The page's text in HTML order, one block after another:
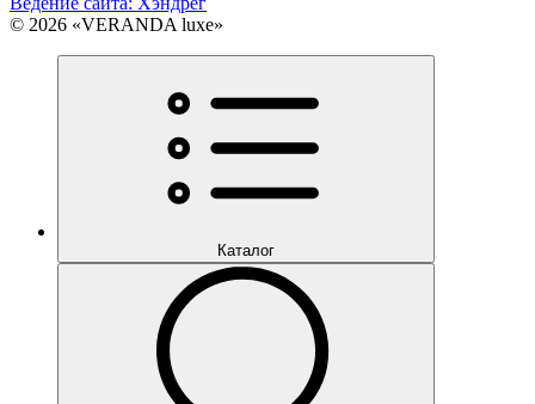
© 2026 «VERANDA luxe»
Каталог